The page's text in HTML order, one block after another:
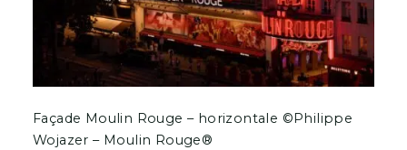
Façade Moulin Rouge – horizontale ©Philippe
Wojazer – Moulin Rouge®